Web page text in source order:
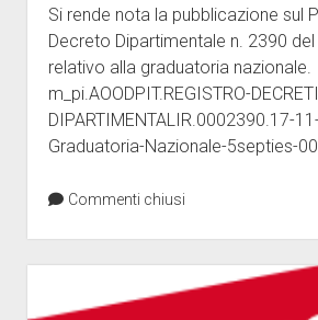
Si rende nota la pubblicazione sul
Decreto Dipartimentale n. 2390
relativo alla graduatoria nazionale.
m_pi.AOODPIT.REGISTRO-
DIPARTIMENTALIR.0002390.17-
Graduatoria-Nazionale-5septies-
Commenti chiusi